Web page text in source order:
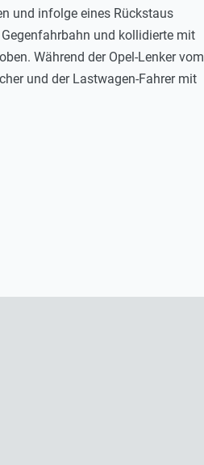
und infolge eines Rückstaus
und kollidierte mit
Während der Opel-Lenker vom
und der Lastwagen-Fahrer mit